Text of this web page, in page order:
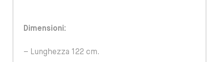
Dimensioni:
– Lunghezza 122 cm.